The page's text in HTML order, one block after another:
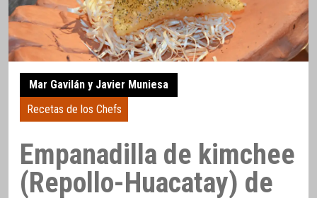
Mar Gavilán y Javier Muniesa
Recetas de los Chefs
Empanadilla de kimchee
(Repollo-Huacatay) de